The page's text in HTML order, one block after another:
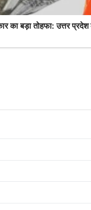
का बड़ा तोहफा: उत्तर